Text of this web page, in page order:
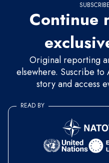
Continue
Original reporting
elsewhere. Suscribe to
story and access
READ BY